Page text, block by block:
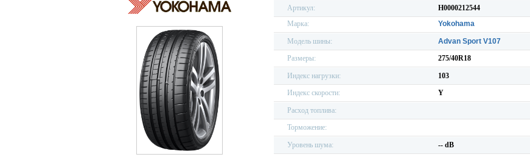
Артикул:
H0000212544
Марка:
Yokohama
Модель шины:
Advan Sport V107
Размеры:
275/40R18
Индекс нагрузки:
103
Индекс скорости:
Y
Расход топлива:
Торможение:
Уровень шума:
-- dB